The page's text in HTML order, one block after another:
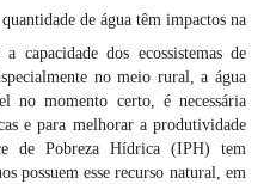
de água têm impactos na
capacidade dos ecossistemas de
no meio rural, a água
no momento certo, é necessária
e para melhorar a produtividade
de Pobreza Hídrica (IPH) tem
possuem esse recurso natural, em